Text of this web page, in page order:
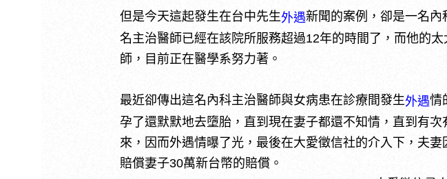
但是今天這起發生在台中先生外遇新聞的案例，卻是一名
名主治醫師已經在該院所服務超過12年的時間了，而他的
師，目前正在醫學系努力著。
最近卻傳出這名內科主治醫師與女病患在診療間發生外遇情
孕了還默默地去墮胎，直到現在妻子都還不知情，直到有
來，因而外遇情曝了光，最後在大愛徵信社的介入下，夫
賠償妻子30萬新台幣的賠償。